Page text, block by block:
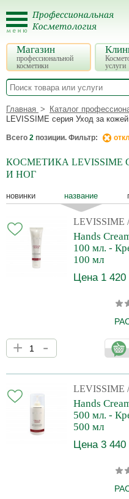
Магазин
профессиональной
косметики
услуги
Главная Каталог
LEVISSIME серия Уход за
Всего 2 позиции. Фильтр:
КОСМЕТИКА
И НОГ
новинки название
LEVISSIME
Hands
100 мл. -
100 мл
Цена 1 420
Крем для рук с
Resveratrol защищает от
факторов. Глицерин,
Витамины А и Е оказывают
вырабатываемый из кожицы
оказывает легкое осветление
омолаживающему действию,
Ресвератрол обладает анти
+ -
LEVISSIME
Hands
500 мл. -
500 мл
Цена 3 440